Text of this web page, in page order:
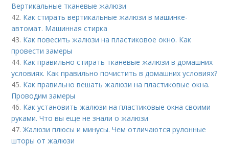
Вертикальные тканевые жалюзи
42. Как стирать вертикальные жалюзи в машинке-
автомат. Машинная стирка
43. Как повесить жалюзи на пластиковое окно. Как
провести замеры
44. Как правильно стирать тканевые жалюзи в домашних
условиях. Как правильно почистить в домашних условиях?
45. Как правильно вешать жалюзи на пластиковые окна.
Проводим замеры
46. Как установить жалюзи на пластиковые окна своими
руками. Что вы еще не знали о жалюзи
47.Жалюзи плюсы и минусы. Чем отличаются рулонные
шторы от жалюзи